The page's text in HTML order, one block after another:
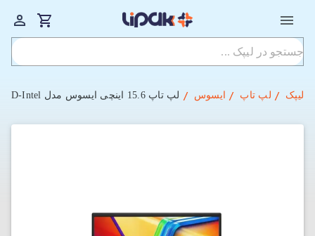
لیپک لپ تاپ ایسوس لپ تاپ 15.6 اینچی ایسوس مدل Asus Vivobook A1504VA-NJ538 i5-12GB-512SSD-Intel